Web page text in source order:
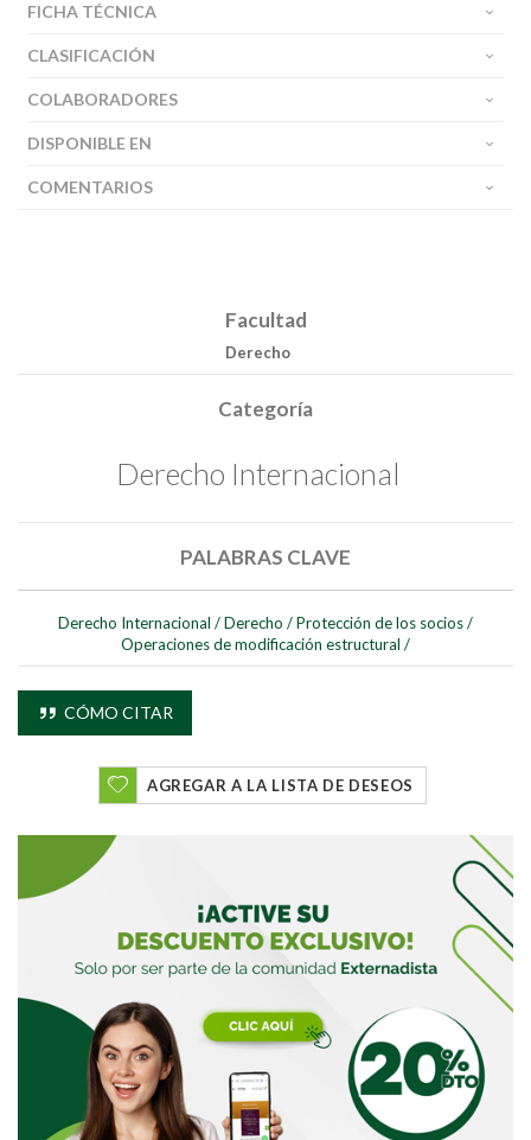
FICHA TÉCNICA
CLASIFICACIÓN
COLABORADORES
DISPONIBLE EN
COMENTARIOS
Facultad
Derecho
Categoría
Derecho Internacional
PALABRAS CLAVE
Derecho Internacional /Derecho /Protección de los socios/
Operaciones de modificación estructural /
CÓMO CITAR
AGREGAR A LA LISTA DE DESEOS